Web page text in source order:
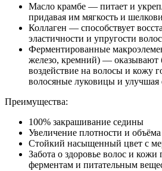
Масло крамбе — питает и
придавая им мягкость и
Коллаген — способствует
эластичности и упругости
Ферментированные
железо, кремний) — оказывают
воздействие на волосы и кожу
волосяные луковицы и улучшая
Преимущества:
100% закрашивание седины
Увеличение плотности и
Стойкий насыщенный цвет с
Забота о здоровье волос и кожи
ферментам и питательным